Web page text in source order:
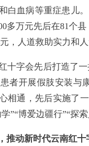
白血病等重症患儿
多万元先后在81个
，人道救助实力和
十字会先后打造了
者开展假肢安装与
相通，先后实施了
”“博爱边疆行”“探
推动新时代云南红